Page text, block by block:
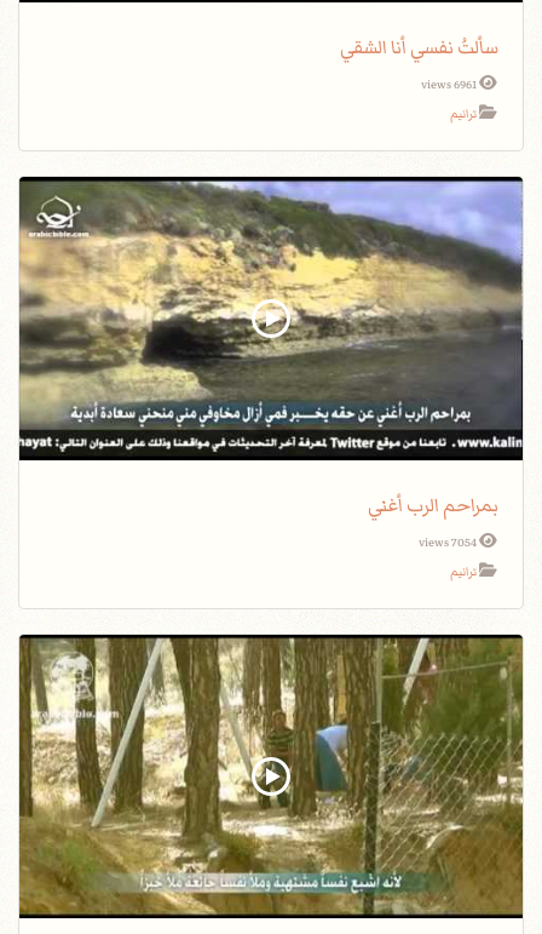
سألتُ نفسي أنا الشقي
6961 views
ترانيم
بمراحم الرب أغني
7054 views
ترانيم